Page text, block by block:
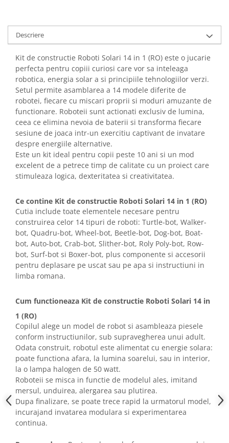
Descriere
Kit de constructie Roboti Solari 14 in 1 (RO) este o jucarie
perfecta pentru copiii curiosi care vor sa inteleaga
robotica, energia solar a si principiile tehnologiilor verzi.
Setul permite asamblarea a 14 modele diferite de
robotei, fiecare cu miscari proprii si moduri amuzante de
functionare. Roboteii sunt actionati exclusiv de lumina,
ceea ce elimina nevoia de baterii si transforma fiecare
sesiune de joaca intr-un exercitiu captivant de invatare
despre energiile alternative.
Este un kit ideal pentru copii peste 10 ani si un mod
excelent de a petrece timp de calitate cu un proiect care
stimuleaza logica, dexteritatea si creativitatea.
Ce contine Kit de constructie Roboti Solari 14 in 1 (RO)
Cutia include toate elementele necesare pentru
construirea celor 14 tipuri de roboti: Turtle-bot, Walker-
bot, Quadru-bot, Wheel-bot, Beetle-bot, Dog-bot, Boat-
bot, Auto-bot, Crab-bot, Slither-bot, Roly Poly-bot, Row-
bot, Surf-bot si Boxer-bot, plus componente si accesorii
pentru deplasare pe uscat sau pe apa si instructiuni in
limba romana.
Cum functioneaza Kit de constructie Roboti Solari 14 in
1 (RO)
Copilul alege un model de robot si asambleaza piesele
conform instructiunilor, sub supravegherea unui adult.
Odata construit, robotul este alimentat cu energie solara:
poate functiona afara, la lumina soarelui, sau in interior,
la o lampa halogen de 50 watt.
Roboteii se misca in functie de modelul ales, imitand
mersul, unduirea, alergarea sau plutirea.
Dupa finalizare, se poate trece rapid la urmatorul model,
incurajand invatarea modulara si experimentarea
continua.